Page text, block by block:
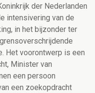
der Nederlanden
intensivering van de
in het bijzonder ter
Het voorontwerp is een
Minister van
een persoon
een zoekopdracht